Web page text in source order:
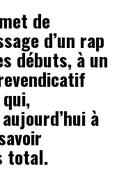
de
d’un rap
débuts, à un
à
total.